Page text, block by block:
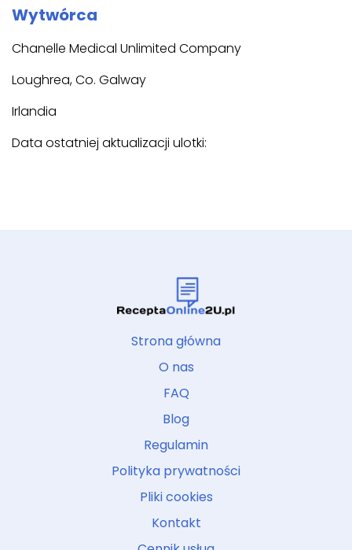
Wytwórca
Chanelle Medical Unlimited Company
Loughrea, Co. Galway
Irlandia
Data ostatniej aktualizacji ulotki:
Strona główna
O nas
FAQ
Blog
Regulamin
Polityka prywatności
Pliki cookies
Kontakt